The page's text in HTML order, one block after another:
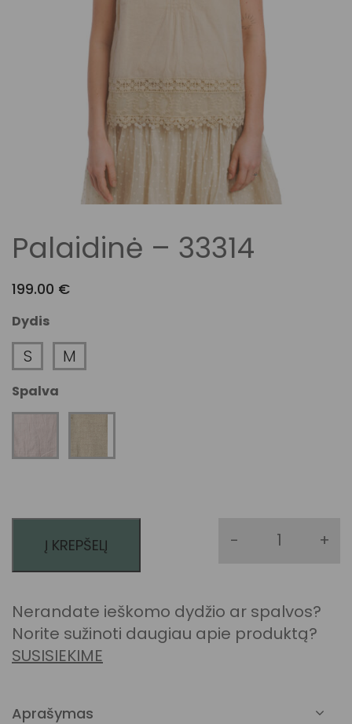
Palaidinė – 33314
199.00 €
Dydis
S M
Spalva
produkto
- +
Į KREPŠELĮ
Nerandate ieškomo dydžio ar spalvos?
Norite sužinoti daugiau apie produktą?
SUSISIEKIME
Aprašymas